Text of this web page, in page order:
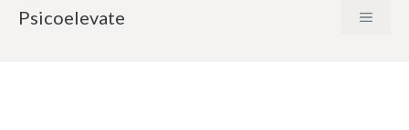
SaltarPsicoelevate MENÚ